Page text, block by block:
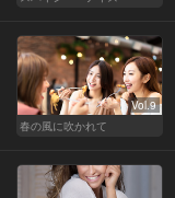
Vol.9
春の風に吹かれて